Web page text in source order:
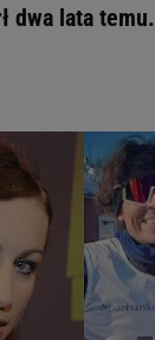
dwa lata temu.